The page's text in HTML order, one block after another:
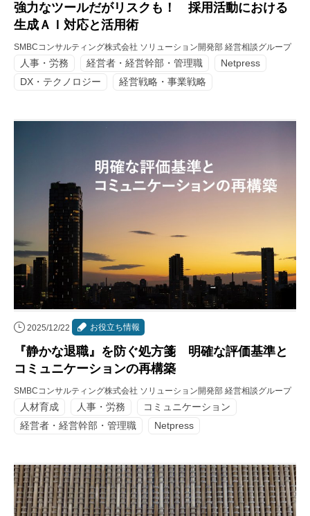
強力なツールだがリスクも！ 採用活動における
生成ＡＩ対応と活用術
SMBCコンサルティング株式会社 ソリューション開発部 経営相談グループ
人事・労務 経営者・経営幹部・管理職
Netpress
DX・テクノロジー
経営戦略・事業戦略
2025/12/22 お役立ち情報
『静かな退職』を防ぐ処方箋 明確な評価基準と
コミュニケーションの再構築
SMBCコンサルティング株式会社 ソリューション開発部 経営相談グループ
人材育成 人事・労務
コミュニケーション
経営者・経営幹部・管理職
Netpress